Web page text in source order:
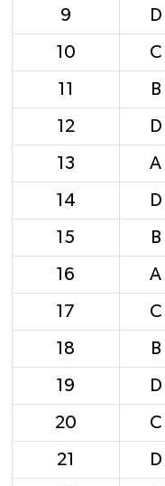
9 D
10 C
11 B
12 D
13 A
14 D
15 B
16 A
17 C
18 B
19 D
20 C
21 D